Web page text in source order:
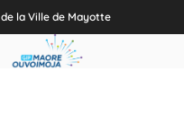
la Ville de Mayotte